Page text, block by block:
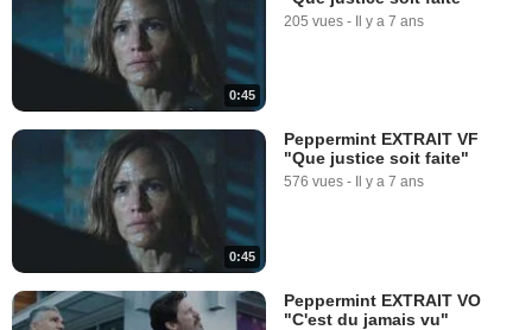
0:45
205 vues - Il y a 7 ans
0:45
Peppermint EXTRAIT VF
"Que justice soit faite"
576 vues - Il y a 7 ans
Peppermint EXTRAIT VO
"C'est du jamais vu"